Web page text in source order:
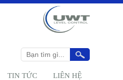
TIN TỨC LIÊN HỆ